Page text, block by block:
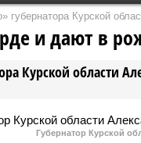
губернатора Курской
Курской области
и дают в
Губернатор Курской